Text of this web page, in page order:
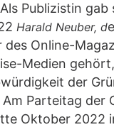
Publizistin gab
Harald Neuber, d
Online-
Medien
der
Parteitag der
Oktober 2022